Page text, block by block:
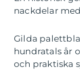
nackdelar
Gilda
hundratals år
och praktiska